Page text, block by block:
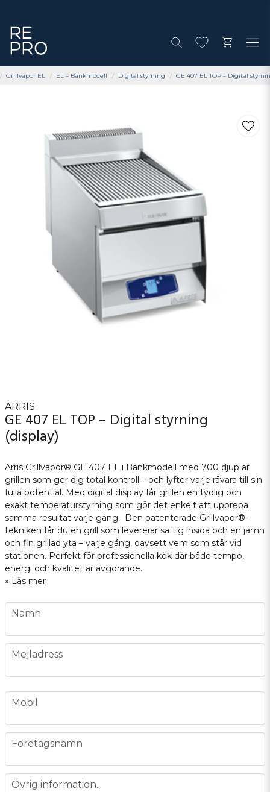
Grillvapor EL EL – Bänkmodell Digital styrning GE 407 EL TOP – Digital
ARRIS
GE 407 EL TOP – Digital styrning
(display)
Arris Grillvapor® GE 407 EL i Bänkmodell med 700 djup är
grillen som ger dig total kontroll – och lyfter varje råvara till sin
fulla potential. Med digital display får grillen en tydlig och
exakt temperaturstyrning som gör det enkelt att upprepa
samma resultat varje gång. Den patenterade Grillvapor®-
tekniken får du en grill som levererar saftig insida och en jämn
och fin grillad yta – varje gång, oavsett vem som står vid
stationen. Perfekt för professionella kök där både tempo,
energi och kvalitet är avgörande.
Läs mer
name
Namn
email
Mejladress
phone
Mobil
company
Företagsnamn
message
Övrig information...